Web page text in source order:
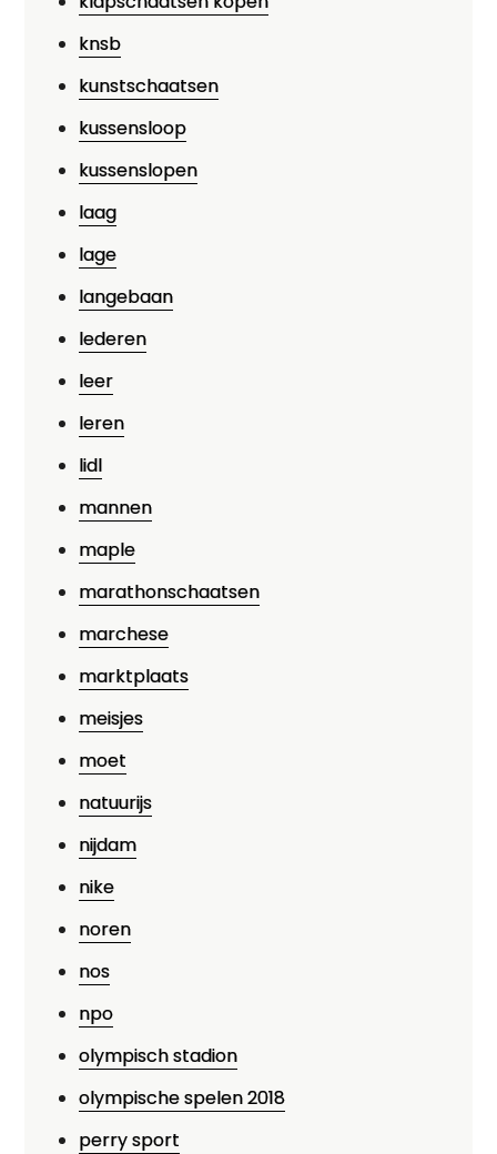
knsb
kunstschaatsen
kussensloop
kussenslopen
laag
lage
langebaan
lederen
leer
leren
lidl
mannen
maple
marathonschaatsen
marchese
marktplaats
meisjes
moet
natuurijs
nijdam
nike
noren
nos
npo
olympisch stadion
olympische spelen 2018
perry sport